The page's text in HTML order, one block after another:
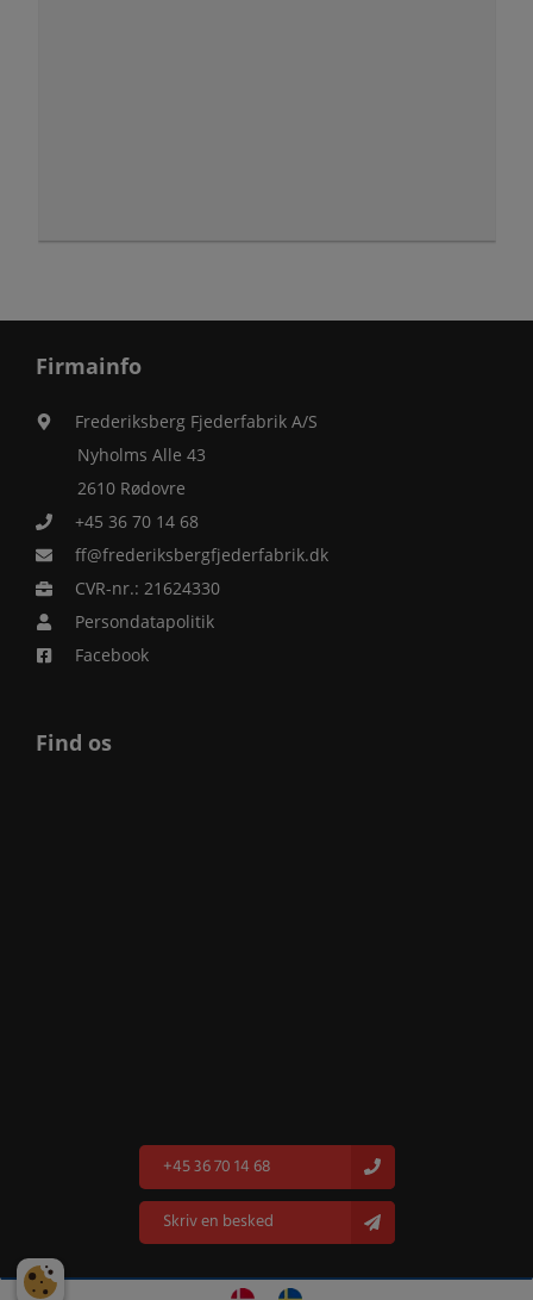
Firmainfo
Frederiksberg Fjederfabrik A/S
Nyholms Alle 43
2610 Rødovre
+45 36 70 14 68
ff@frederiksbergfjederfabrik.dk
CVR-nr.: 21624330
Persondatapolitik
Facebook
Find os
+45 36 70 14 68
Skriv en besked